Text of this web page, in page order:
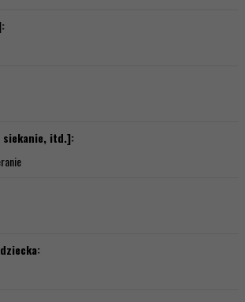
siekanie, itd.]: